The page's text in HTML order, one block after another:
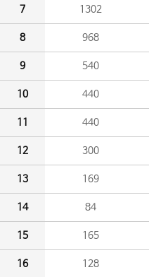
7 1302
8 968
9 540
10 440
11 440
12 300
13 169
14 84
15 165
16 128